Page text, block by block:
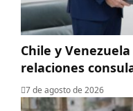
Chile y
relaciones
7 de agosto de 2026